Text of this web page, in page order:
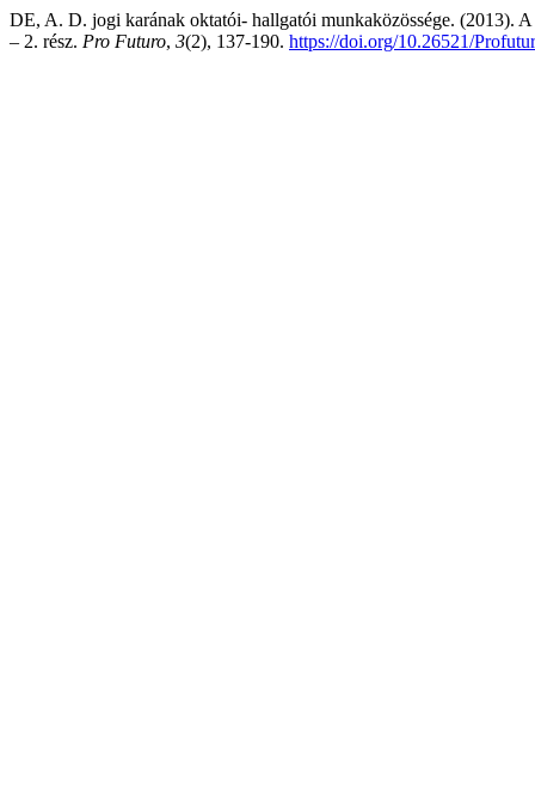
DE, A. D. jogi karának oktatói- hallgatói munkaközössége. (2013).
– 2. rész. Pro Futuro, 3(2), 137-190. https://doi.org/10.26521/